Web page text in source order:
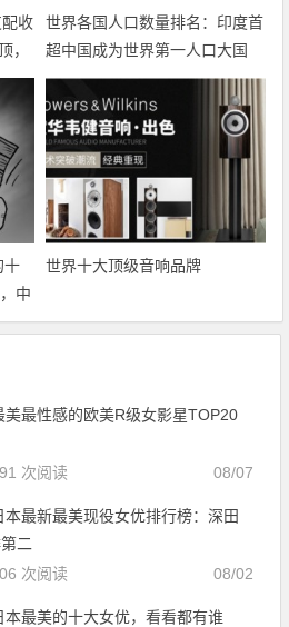
收
，
世界各国人口数量排名：印度首
超中国成为世界第一人口大国
十
中
世界十大顶级音响品牌
美最性感的欧美R级女影星TOP20
08/07
次阅读
本最新最美现役女优排行榜：深田
二
08/02
次阅读
本最美的十大女优，看看都有谁